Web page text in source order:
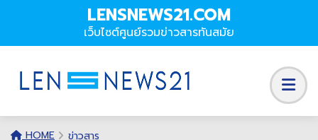
LENSNEWS21.COM
เว็บไซต์ศูนย์รวมข่าวสารทันสมัย
HOME
ข่าวสาร